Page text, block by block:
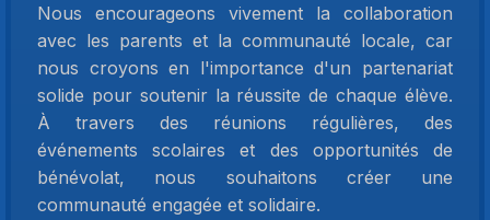
Nous encourageons vivement la collaboration
avec les parents et la communauté locale, car
nous croyons en l'importance d'un partenariat
solide pour soutenir la réussite de chaque élève.
À travers des réunions régulières, des
événements scolaires et des opportunités de
bénévolat, nous souhaitons créer une
communauté engagée et solidaire.